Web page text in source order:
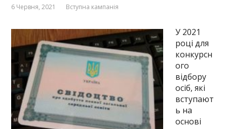
6 Червня, 2021 Вступна кампанія
У 2021
році для
конкурсн
ого
відбору
осіб, які
вступают
ь на
основі